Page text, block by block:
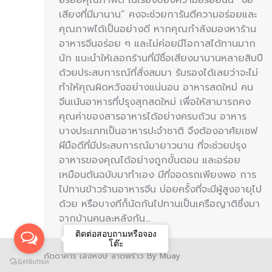
เสียงที่มีมานาน” คงจะช่วยการันตีความอร่อยและ
คุณภาพได้เป็นอย่างดี หากคุณกำลังมองหาร้าน
อาหารจีนอร่อย ๆ และไม่ค่อยมีโอกาสได้ทานมาก
นัก แนะนำให้เลอกร้านที่มีชื่อเสียงมานานหลายสิบปี
ด้วยประสบการณ์ที่สั่งสมมา รับรองได้เลยว่าจะไม่
ทำให้คุณผิดหวังอย่างแน่นอน อาหารสดใหม่ คน
จีนเน้นอาหารที่ปรุงสุกสดใหม่ เพื่อให้สามารถคง
คุณค่าของสารอาหารได้อย่างครบถ้วน อาหาร
บางประเภทเป็นอาหารปะจำชาติ จึงต้องอาศัยเชฟ
ผีมือดีที่มีประสบการณ์มายาวนาน ที่จะช่วยปรุง
อาหารของคุณได้อย่างถูกขั้นตอน และอร่อย
เหมือนต้นฉบับมาทำเอง มีที่จอดรถเพียงพอ การ
ไปทานข้าวร้านอาหารจีน บ่อยครั้งที่จะมีผู้สูงอายุไป
ด้วย หรือบางทีก็นัดกันไปทานเป็นเครือญาติซึ่งมา
จากบ้านคนละหลังกัน…
ภัตตาคาร เล่งหงษ์ ลาดพร้าว By Muay
ติดต่อสอบถามหรือจอง
โต๊ะ